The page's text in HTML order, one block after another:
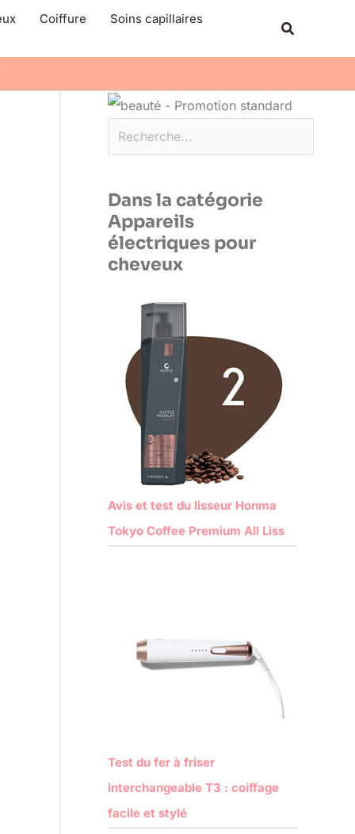
Coiffure
Soins capillaires
Rechercher
Dans la catégorie
Appareils
électriques pour
cheveux
Avis et test du lisseur Honma
Tokyo Coffee Premium All Liss
Test du fer à friser
interchangeable T3 : coiffage
facile et stylé